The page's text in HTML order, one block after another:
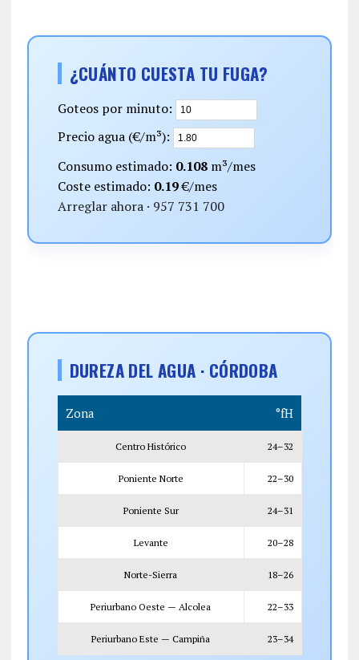
¿CUÁNTO CUESTA TU FUGA?
Goteos por minuto:
Precio agua (€/m³):
Consumo estimado: 0.108m³/mes
Coste estimado: 0.19€/mes
Arreglar ahora · 957 731 700
DUREZA DEL AGUA · CÓRDOBA
Zona °fH
Centro Histórico 24–32
Poniente Norte 22–30
Poniente Sur 24–31
Levante 20–28
Norte-Sierra 18–26
Periurbano Oeste — Alcolea 22–33
Periurbano Este — Campiña 23–34